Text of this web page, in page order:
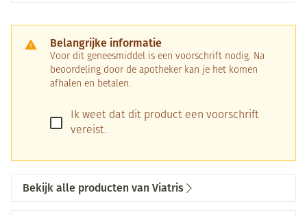
Belangrijke informatie
Voor dit geneesmiddel is een voorschrift nodig. Na
beoordeling door de apotheker kan je het komen
afhalen en betalen.
Ik weet dat dit product een voorschrift
vereist.
Bekijk alle producten van Viatris